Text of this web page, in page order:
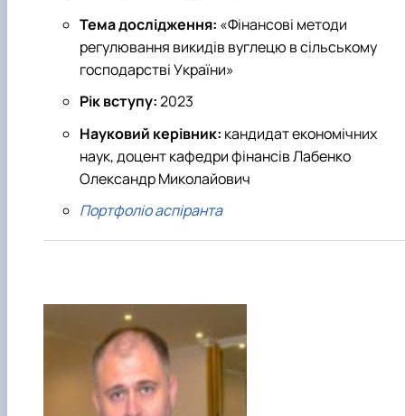
Тема дослідження: «Фінансові методи
регулювання викидів вуглецю в сільському
господарстві України»
Рік вступу:2023
Науковий керівник: кандидат економічних
наук, доцент кафедри фінансів Лабенко
Олександр Миколайович
Портфоліо аспіранта